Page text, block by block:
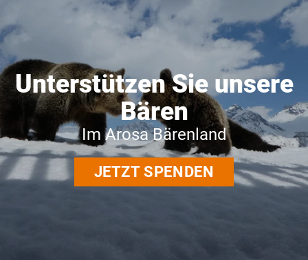
Unterstützen Sie unsere
Bären
Im Arosa Bärenland
JETZT SPENDEN